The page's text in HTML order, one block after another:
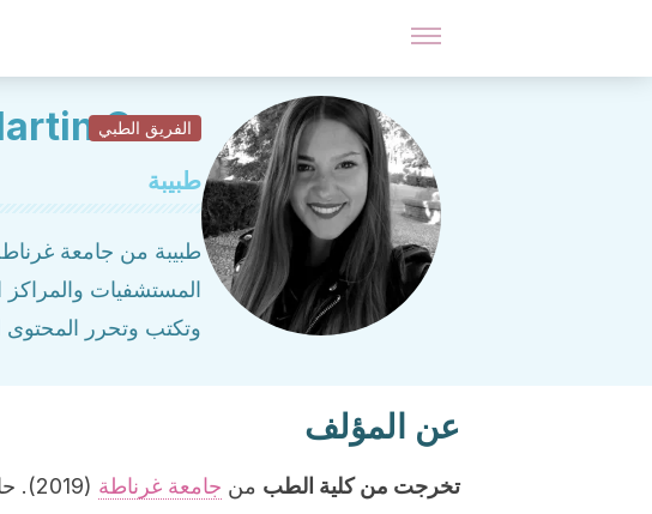
Cano
الفريق الطبي
طبيبة
طبيبة من جامعة
المستشفيات
وتكتب وتحرر المحتوى
عن المؤلف
تخرجت من كلية الطب من جامعة غرناطة (2019). حاليًا ، تتخذ خطوات للتنافس في تخصص طب الأسرة والمجتمع.